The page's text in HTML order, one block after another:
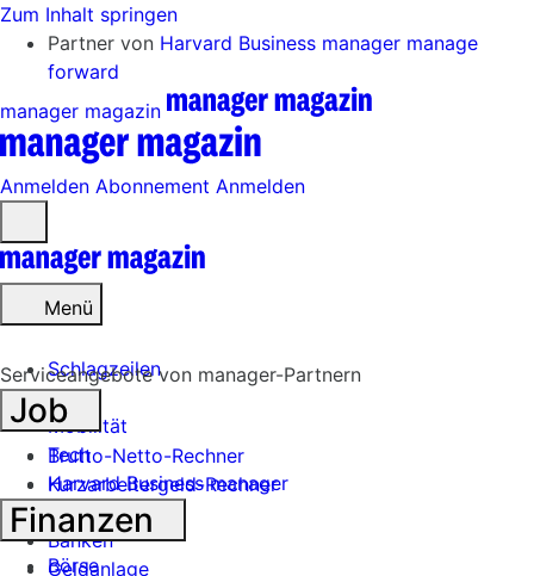
Zum Inhalt springen
Partner von Harvard Business manager manage
forward
manager magazin
Anmelden Abonnement Anmelden
öffnen
Menü
Schlagzeilen
Mobilität
Tech
Harvard Business manager
Handel
Banken
Geldanlage
Serviceangebote von manager-Partnern
Job
Brutto-Netto-Rechner
Kurzarbeitergeld-Rechner
Finanzen
Börse